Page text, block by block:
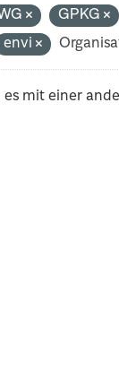
GPKG
envi
es mit einer